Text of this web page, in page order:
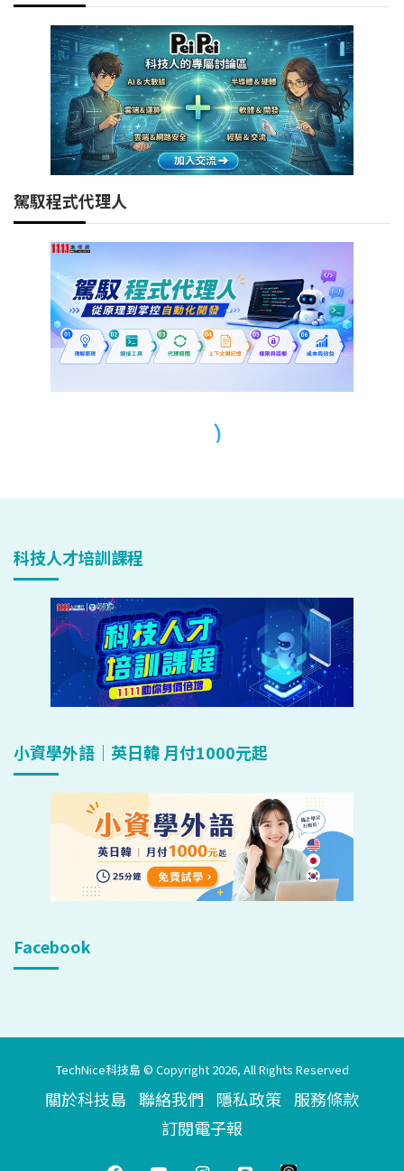
科技人才培訓課程
小資學外語｜英日韓 月付1000元起
Facebook
TechNice科技島 © Copyright 2026, All Rights Reserved
關於科技島 聯絡我們 隱私政策 服務條款
訂閱電子報